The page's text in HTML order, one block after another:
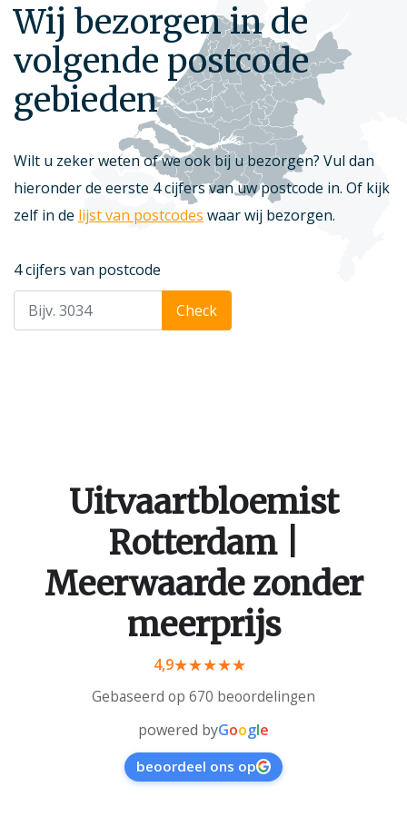
Wij bezorgen in de
volgende postcode
gebieden
Wilt u zeker weten of we ook bij u bezorgen? Vul dan
hieronder de eerste 4 cijfers van uw postcode in. Of kijk
zelf in de lijst van postcodes waar wij bezorgen.
4 cijfers van postcode
Check
Uitvaartbloemist
Rotterdam |
Meerwaarde zonder
meerprijs
4,9
Gebaseerd op 670 beoordelingen
powered byGoogle
beoordeel ons op